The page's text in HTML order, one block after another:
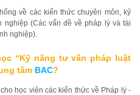
về các kiến thức chuyên môn, kỹ
nghiệp (Các vấn đề về pháp lý và tài
nghiệp).
“Kỹ năng tư vấn pháp luật
tâm BAC?
học viên các kiến thức về Pháp lý -